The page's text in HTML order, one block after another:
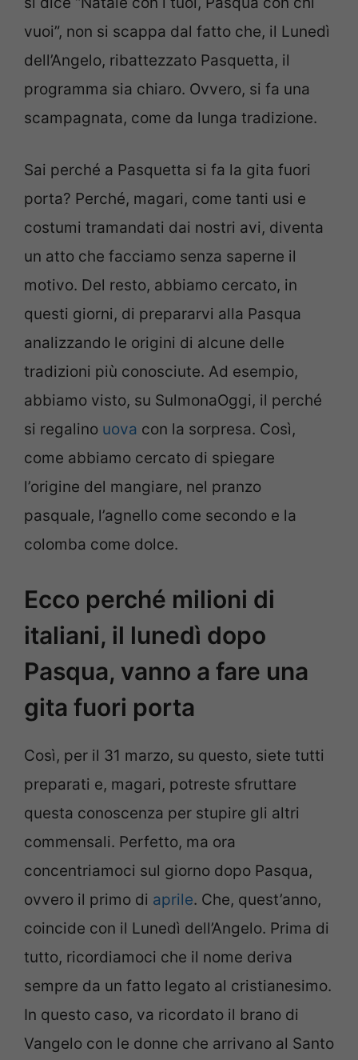
vuoi”, non si scappa dal fatto che, il Lunedì
dell’Angelo, ribattezzato Pasquetta, il
programma sia chiaro. Ovvero, si fa una
scampagnata, come da lunga tradizione.
Sai perché a Pasquetta si fa la gita fuori
porta? Perché, magari, come tanti usi e
costumi tramandati dai nostri avi, diventa
un atto che facciamo senza saperne il
motivo. Del resto, abbiamo cercato, in
questi giorni, di prepararvi alla Pasqua
analizzando le origini di alcune delle
tradizioni più conosciute. Ad esempio,
abbiamo visto, su SulmonaOggi, il perché
si regalino uova con la sorpresa. Così,
come abbiamo cercato di spiegare
l’origine del mangiare, nel pranzo
pasquale, l’agnello come secondo e la
colomba come dolce.
Ecco perché milioni di
italiani, il lunedì dopo
Pasqua, vanno a fare una
gita fuori porta
Così, per il 31 marzo, su questo, siete tutti
preparati e, magari, potreste sfruttare
questa conoscenza per stupire gli altri
commensali. Perfetto, ma ora
concentriamoci sul giorno dopo Pasqua,
ovvero il primo di aprile. Che, quest’anno,
coincide con il Lunedì dell’Angelo. Prima di
tutto, ricordiamoci che il nome deriva
sempre da un fatto legato al cristianesimo.
In questo caso, va ricordato il brano di
Vangelo con le donne che arrivano al Santo